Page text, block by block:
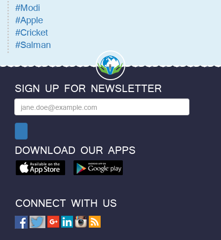
#Modi
#Apple
#Cricket
#Salman
SIGN UP FOR NEWSLETTER
DOWNLOAD OUR APPS
CONNECT WITH US